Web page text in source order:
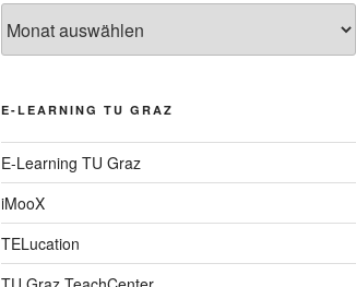
E-LEARNING TU GRAZ
E-Learning TU Graz
iMooX
TELucation